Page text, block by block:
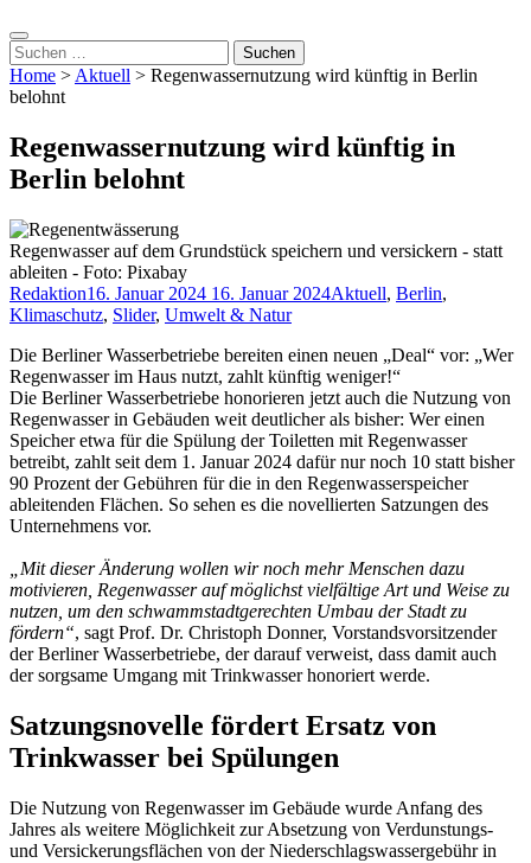
Suchen
nach:
Home > Aktuell > Regenwassernutzung wird künftig in Berlin
belohnt
Regenwassernutzung wird künftig in
Berlin belohnt
Regenwasser auf dem Grundstück speichern und versickern - statt
ableiten - Foto: Pixabay
Redaktion16. Januar 2024 16. Januar 2024Aktuell, Berlin,
Klimaschutz, Slider, Umwelt & Natur
Die Berliner Wasserbetriebe bereiten einen neuen „Deal“ vor: „Wer
Regenwasser im Haus nutzt, zahlt künftig weniger!“
Die Berliner Wasserbetriebe honorieren jetzt auch die Nutzung von
Regenwasser in Gebäuden weit deutlicher als bisher: Wer einen
Speicher etwa für die Spülung der Toiletten mit Regenwasser
betreibt, zahlt seit dem 1. Januar 2024 dafür nur noch 10 statt bisher
90 Prozent der Gebühren für die in den Regenwasserspeicher
ableitenden Flächen. So sehen es die novellierten Satzungen des
Unternehmens vor.
„Mit dieser Änderung wollen wir noch mehr Menschen dazu
motivieren, Regenwasser auf möglichst vielfältige Art und Weise zu
nutzen, um den schwammstadtgerechten Umbau der Stadt zu
fördern“, sagt Prof. Dr. Christoph Donner, Vorstandsvorsitzender
der Berliner Wasserbetriebe, der darauf verweist, dass damit auch
der sorgsame Umgang mit Trinkwasser honoriert werde.
Satzungsnovelle fördert Ersatz von
Trinkwasser bei Spülungen
Die Nutzung von Regenwasser im Gebäude wurde Anfang des
Jahres als weitere Möglichkeit zur Absetzung von Verdunstungs-
und Versickerungsflächen von der Niederschlagswassergebühr in